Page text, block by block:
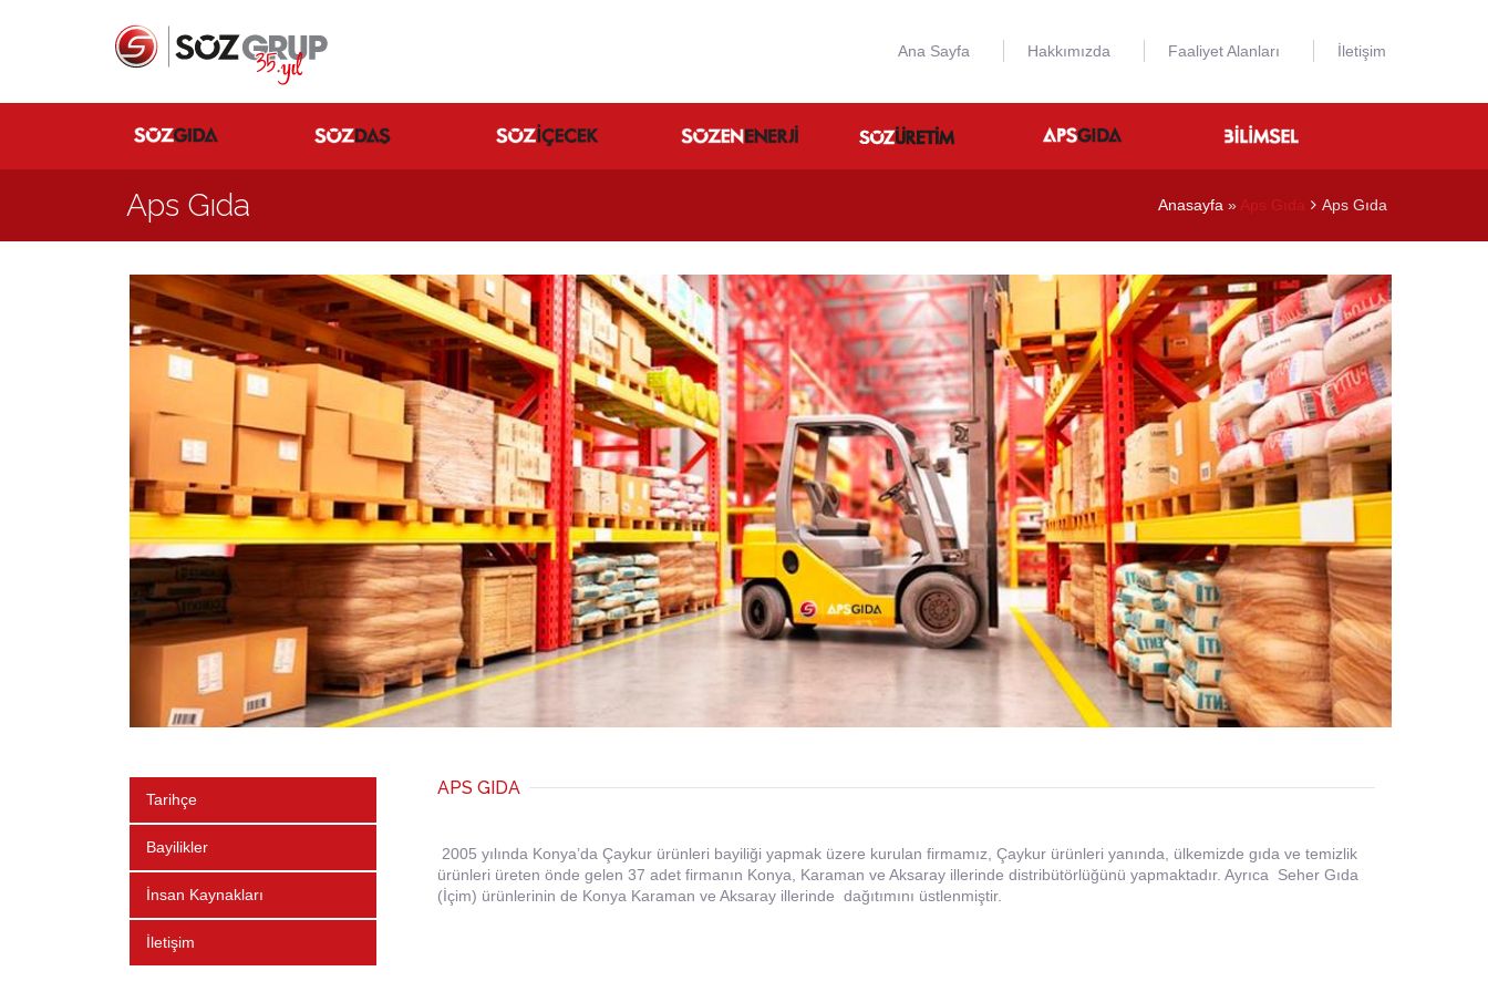
Ana Sayfa Hakkımızda Faaliyet Alanları İletişim
Aps Gıda Anasayfa » Aps Gıda Aps Gıda
Tarihçe
Bayilikler
İnsan Kaynakları
İletişim
APS GIDA
2005 yılında Konya’da Çaykur ürünleri bayiliği yapmak üzere kurulan firmamız, Çaykur ürünleri yanında, ülkemizde gıda ve temizlik
ürünleri üreten önde gelen 37 adet firmanın Konya, Karaman ve Aksaray illerinde distribütörlüğünü yapmaktadır. Ayrıca Seher Gıda
(İçim) ürünlerinin de Konya Karaman ve Aksaray illerinde dağıtımını üstlenmiştir.